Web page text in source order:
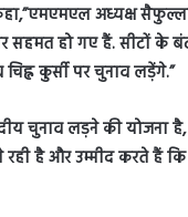
अध्यक्ष
सहमत हो गए हैं. सीटों के
कुर्सी पर चुनाव लड़ेंगे.”
चुनाव लड़ने की योजना है,
है और उम्मीद करते हैं